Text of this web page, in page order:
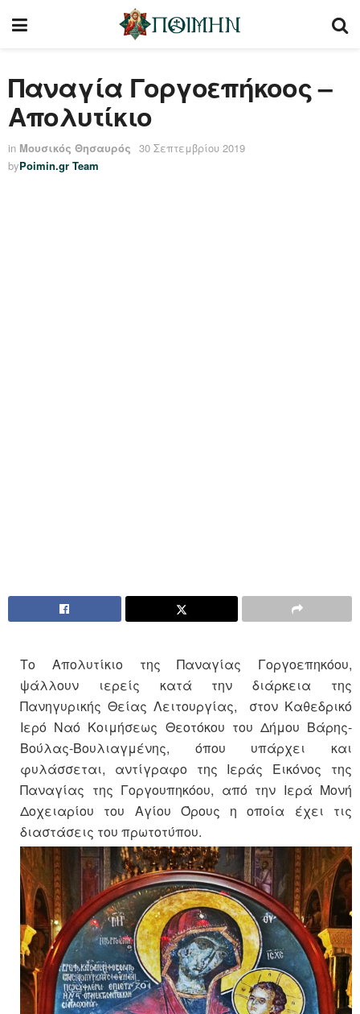
Παναγία Γοργοεπήκοος –
Απολυτίκιο
in Μουσικός Θησαυρός 30 Σεπτεμβρίου 2019
byPoimin.gr Team
Το Απολυτίκιο της Παναγίας Γοργοεπηκόου,
ψάλλουν ιερείς κατά την διάρκεια της
Πανηγυρικής Θείας Λειτουργίας, στον Καθεδρικό
Ιερό Ναό Κοιμήσεως Θεοτόκου του Δήμου Βάρης-
Βούλας-Βουλιαγμένης, όπου υπάρχει και
φυλάσσεται, αντίγραφο της Ιεράς Εικόνος της
Παναγίας της Γοργουπηκόου, από την Ιερά Μονή
Δοχειαρίου του Αγίου Όρους η οποία έχει τις
διαστάσεις του πρωτοτύπου.